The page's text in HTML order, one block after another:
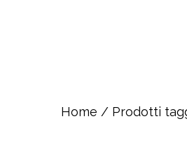
Home / Prodotti